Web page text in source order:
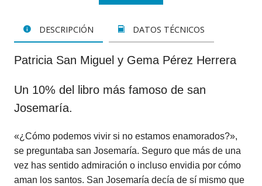
DESCRIPCIÓN DATOS TÉCNICOS
Patricia San Miguel y Gema Pérez Herrera
Un 10% del libro más famoso de san
Josemaría.
«¿Cómo podemos vivir si no estamos enamorados?»,
se preguntaba san Josemaría. Seguro que más de una
vez has sentido admiración o incluso envidia por cómo
aman los santos. San Josemaría decía de sí mismo que